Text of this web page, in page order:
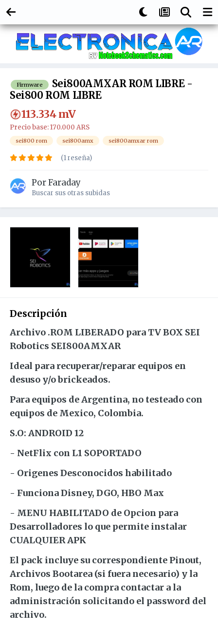
Firmware
Sei800AMXAR ROM LIBRE -
Sei800 ROM LIBRE
113.334mV
Precio base: 170.000 ARS
sei800 rom sei800amx sei800amxar rom
(1 reseña)
PorFaraday
Buscar sus otras subidas
Descripción
Archivo .ROM LIBERADO para TV BOX SEI
Robotics SEI800AMXAR
Ideal para recuperar/reparar equipos en
desuso y/o brickeados.
Para equipos de Argentina, no testeado con
equipos de Mexico, Colombia.
S.O: ANDROID 12
- NetFlix con L1 SOPORTADO
- Origenes Desconocidos habilitado
- Funciona Disney, DGO, HBO Max
- MENU HABILITADO de Opcion para
Desarrolladores lo que permite instalar
CUALQUIER APK
El pack incluye su correspondiente Pinout,
Archivos Bootarea (si fuera necesario) y la
Rom, luego de la compra contactar a la
administración solicitando el password del
archivo.